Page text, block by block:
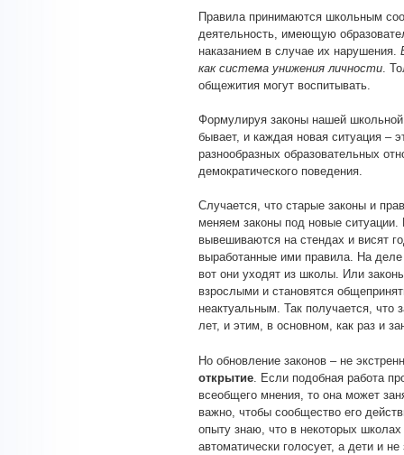
Правила принимаются школьным
деятельность, имеющую
наказанием в случае их нарушения.
как система унижения личности.
общежития могут воспитывать.
Формулируя законы нашей
бывает, и каждая новая ситуация –
разнообразных образовательных
демократического поведения.
Случается, что старые законы и
меняем законы под новые
вывешиваются на стендах и висят
выработанные ими правила. На
вот они уходят из школы. Или
взрослыми и становятся
неактуальным. Так получается, что
лет, и этим, в основном, как раз и
Но обновление законов – не
открытие . Если подобная работа
всеобщего мнения, то она может
важно, чтобы сообщество его
опыту знаю, что в некоторых школах
автоматически голосует, а дети и